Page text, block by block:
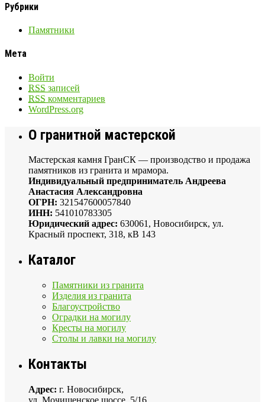
Рубрики
Памятники
Мета
Войти
RSS записей
RSS комментариев
WordPress.org
О гранитной мастерской
Мастерская камня ГранСК — производство и продажа
памятников из гранита и мрамора.
Индивидуальный предприниматель Андреева
Анастасия Александровна
ОГРН: 321547600057840
ИНН: 541010783305
Юридический адрес: 630061, Новосибирск, ул.
Красный проспект, 318, кВ 143
Каталог
Памятники из гранита
Изделия из гранита
Благоустройство
Оградки на могилу
Кресты на могилу
Столы и лавки на могилу
Контакты
Адрес: г. Новосибирск,
ул. Мочищенское шоссе, 5/16